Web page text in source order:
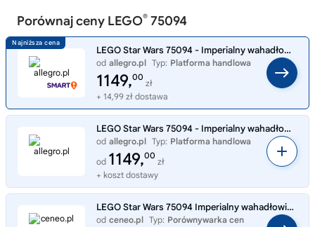
Porównaj ceny LEGO® 75094
LEGO Star Wars 75094 - Imperialny wahadłowiec Tydirium
od allegro.pl Typ: Platforma handlowa
1149,00
zł
+ 14,99 zł dostawa
LEGO Star Wars 75094 - Imperialny wahadłowiec Tydirium
od allegro.pl Typ: Platforma handlowa
od 1149,00
zł
+ koszt dostawy
LEGO Star Wars 75094 Imperialny wahadłowiec Tydirium
od ceneo.pl Typ: Porównywarka cen